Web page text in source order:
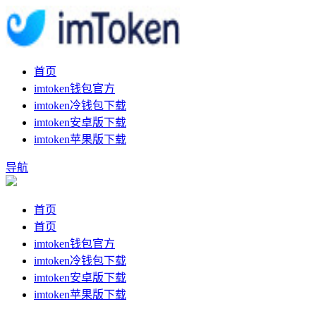
首页
imtoken钱包官方
imtoken冷钱包下载
imtoken安卓版下载
imtoken苹果版下载
导航
首页
首页
imtoken钱包官方
imtoken冷钱包下载
imtoken安卓版下载
imtoken苹果版下载